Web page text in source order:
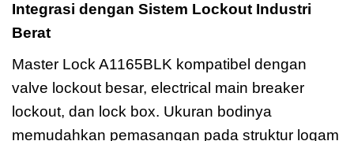
Integrasi dengan Sistem Lockout Industri
Berat
Master Lock A1165BLK kompatibel dengan
valve lockout besar, electrical main breaker
lockout, dan lock box. Ukuran bodinya
memudahkan pemasangan pada struktur logam